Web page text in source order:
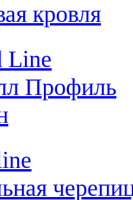
кровля
Line
Профиль